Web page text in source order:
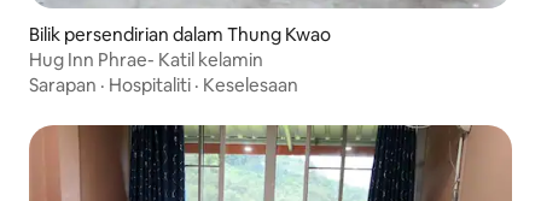
Bilik persendirian dalam Thung Kwao
Hug Inn Phrae- Katil kelamin
Sarapan · Hospitaliti · Keselesaan